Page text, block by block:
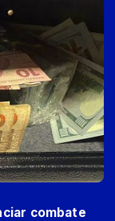
combate